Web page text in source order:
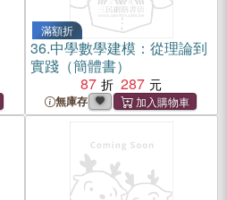
滿額折
36.中學數學建模：從理論到
實踐（簡體書）
87
287
無庫存